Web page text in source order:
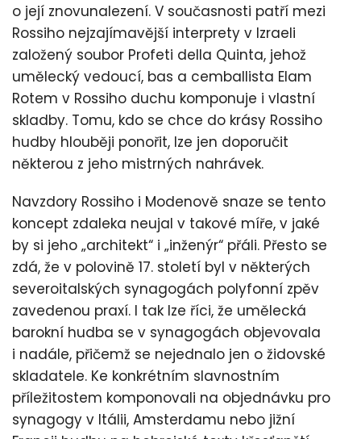
o její znovunalezení. V současnosti patří mezi
Rossiho nejzajímavější interprety v Izraeli
založený soubor Profeti della Quinta, jehož
umělecký vedoucí, bas a cemballista Elam
Rotem v Rossiho duchu komponuje i vlastní
skladby. Tomu, kdo se chce do krásy Rossiho
hudby hlouběji ponořit, lze jen doporučit
některou z jeho mistrných nahrávek.
Navzdory Rossiho i Modenově snaze se tento
koncept zdaleka neujal v takové míře, v jaké
by si jeho „architekt“ i „inženýr“ přáli. Přesto se
zdá, že v polovině 17. století byl v některých
severoitalských synagogách polyfonní zpěv
zavedenou praxí. I tak lze říci, že umělecká
barokní hudba se v synagogách objevovala
i nadále, přičemž se nejednalo jen o židovské
skladatele. Ke konkrétním slavnostním
příležitostem komponovali na objednávku pro
synagogy v Itálii, Amsterdamu nebo jižní